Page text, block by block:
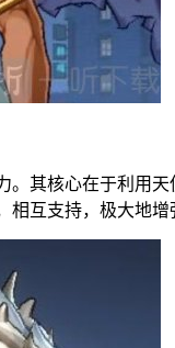
其核心在于利用
相互支持，极大地增